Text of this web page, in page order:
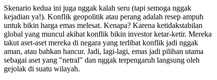
Skenario kedua ini juga nggak kalah seru (tapi semoga nggak
kejadian ya!). Konflik geopolitik atau perang adalah resep ampuh
untuk bikin harga emas melesat. Kenapa? Karena ketidakstabilan
global yang muncul akibat konflik bikin investor ketar-ketir. Mereka
takut aset-aset mereka di negara yang terlibat konflik jadi nggak
aman, atau bahkan hancur. Jadi, lagi-lagi, emas jadi pilihan utama
sebagai aset yang "netral" dan nggak terpengaruh langsung oleh
gejolak di suatu wilayah.